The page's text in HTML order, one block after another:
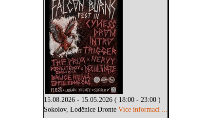
15.08.2026 - 15.05.2026 ( 18:00 - 23:00 )
Sokolov, Loděnice DronteVíce informací ...